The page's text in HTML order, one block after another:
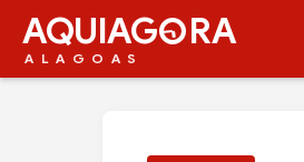
AQUIAG RA
ALAGOAS